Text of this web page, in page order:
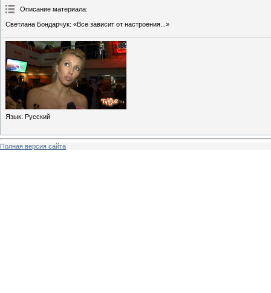
Описание материала:
Светлана Бондарчук: «Все зависит от настроения...»
Язык: Русский
Полная версия сайта